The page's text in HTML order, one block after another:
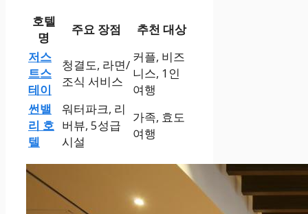
호텔
명
주요 장점
추천 대상
저스
트스
테이
청결도, 라면/
조식 서비스
커플, 비즈
니스, 1인
여행
썬밸
리 호
텔
워터파크, 리
버뷰, 5성급
시설
가족, 효도
여행